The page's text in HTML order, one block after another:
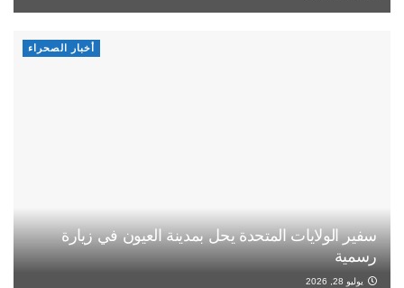
أخبار الصحراء
سفير الولايات المتحدة يحل بمدينة العيون في زيارة
رسمية
يوليو 28, 2026